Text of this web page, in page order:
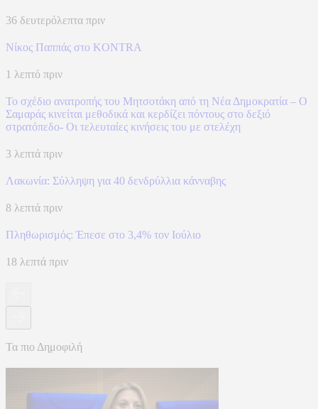
36 δευτερόλεπτα πριν
Νίκος Παππάς στο KONTRA
1 λεπτό πριν
Το σχέδιο ανατροπής του Μητσοτάκη από τη Νέα Δημοκρατία – Ο
Σαμαράς κινείται μεθοδικά και κερδίζει πόντους στο δεξιό
στρατόπεδο- Οι τελευταίες κινήσεις του με στελέχη
3 λεπτά πριν
Λακωνία: Σύλληψη για 40 δενδρύλλια κάνναβης
8 λεπτά πριν
Πληθωρισμός: Έπεσε στο 3,4% τον Ιούλιο
18 λεπτά πριν
Τα πιο Δημοφιλή